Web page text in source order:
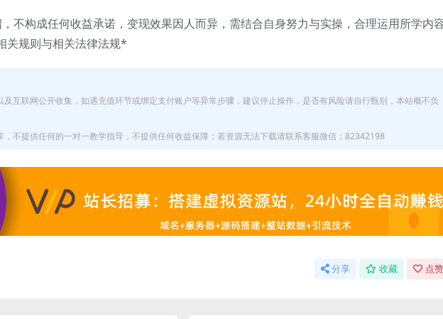
不构成任何收益承诺，变现效果因人而异，需结合自身努力与实操，合理运用所学内容
关规则与相关法律法规*
及互联网公开收集，如遇充值环节或绑定支付账户等异常步骤，建议停止操作，是否有风险请自行甄别，本站概不负
，不提供任何的一对一教学指导，不提供任何收益保障；若资源无法下载请联系客服微信：82342198
分享 收藏 点